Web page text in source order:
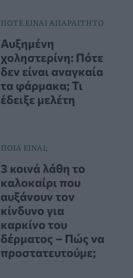
ΠΟΤΕ ΕΙΝΑΙ ΑΠΑΡΑΙΤΗΤΟ
Αυξημένη
χοληστερίνη: Πότε
δεν είναι αναγκαία
τα φάρμακα; Τι
έδειξε μελέτη
ΠΟΙΑ ΕΙΝΑΙ;
3 κοινά λάθη το
καλοκαίρι που
αυξάνουν τον
κίνδυνο για
καρκίνο του
δέρματος – Πώς να
προστατευτούμε;